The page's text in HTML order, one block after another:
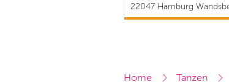
22047 Hamburg
Home Tanzen